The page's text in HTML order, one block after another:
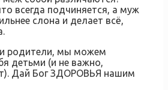
всегда подчиняется, а муж
слона и делает всё,
родители, мы можем
детьми (и не важно,
Дай Бог ЗДОРОВЬЯ нашим